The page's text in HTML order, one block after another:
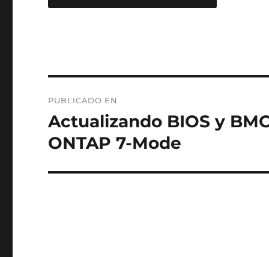
de
entradas
PUBLICADO EN
Actualizando BIOS y
ONTAP 7-Mode